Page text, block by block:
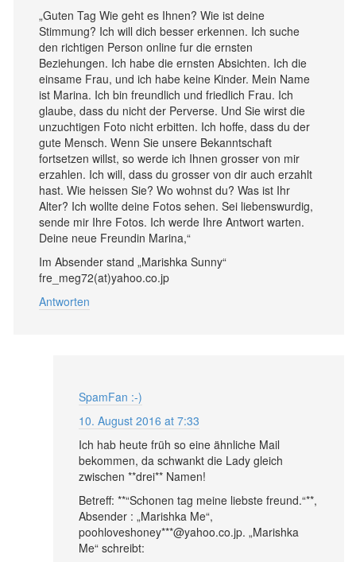
„Guten Tag Wie geht es Ihnen? Wie ist deine
Stimmung? Ich will dich besser erkennen. Ich suche
den richtigen Person online fur die ernsten
Beziehungen. Ich habe die ernsten Absichten. Ich die
einsame Frau, und ich habe keine Kinder. Mein Name
ist Marina. Ich bin freundlich und friedlich Frau. Ich
glaube, dass du nicht der Perverse. Und Sie wirst die
unzuchtigen Foto nicht erbitten. Ich hoffe, dass du der
gute Mensch. Wenn Sie unsere Bekanntschaft
fortsetzen willst, so werde ich Ihnen grosser von mir
erzahlen. Ich will, dass du grosser von dir auch erzahlt
hast. Wie heissen Sie? Wo wohnst du? Was ist Ihr
Alter? Ich wollte deine Fotos sehen. Sei liebenswurdig,
sende mir Ihre Fotos. Ich werde Ihre Antwort warten.
Deine neue Freundin Marina,“
Im Absender stand „Marishka Sunny“
fre_meg72(at)yahoo.co.jp
Antworten
SpamFan :-)
10. August 2016 at 7:33
Ich hab heute früh so eine ähnliche Mail
bekommen, da schwankt die Lady gleich
zwischen **drei** Namen!
Betreff: **“Schonen tag meine liebste freund.“**,
Absender : „Marishka Me“,
poohloveshoney***@yahoo.co.jp. „Marishka
Me“ schreibt: